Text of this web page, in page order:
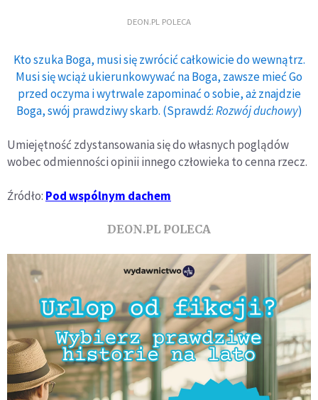
DEON.PL POLECA
Kto szuka Boga, musi się zwrócić całkowicie do wewnątrz.
Musi się wciąż ukierunkowywać na Boga, zawsze mieć Go
przed oczyma i wytrwale zapominać o sobie, aż znajdzie
Boga, swój prawdziwy skarb. (Sprawdź:Rozwój duchowy)
Umiejętność zdystansowania się do własnych poglądów
wobec odmienności opinii innego człowieka to cenna rzecz.
Źródło: Pod wspólnym dachem
DEON.PL POLECA